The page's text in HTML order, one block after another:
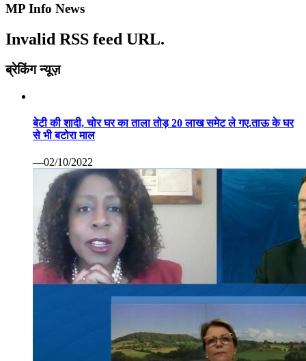
MP Info News
Invalid RSS feed URL.
ब्रेकिंग न्यूज़
बेटी की शादी, चोर घर का ताला तोड़ 20 लाख समेट ले गए.ताऊ के घर
से भी बटोरा माल
—02/10/2022